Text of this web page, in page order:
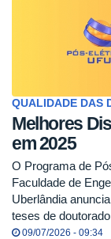
QUALIDADE DAS
Melhores
em 2025
O Programa de
Faculdade de
Uberlândia
teses de
09/07/2026 - 09:34